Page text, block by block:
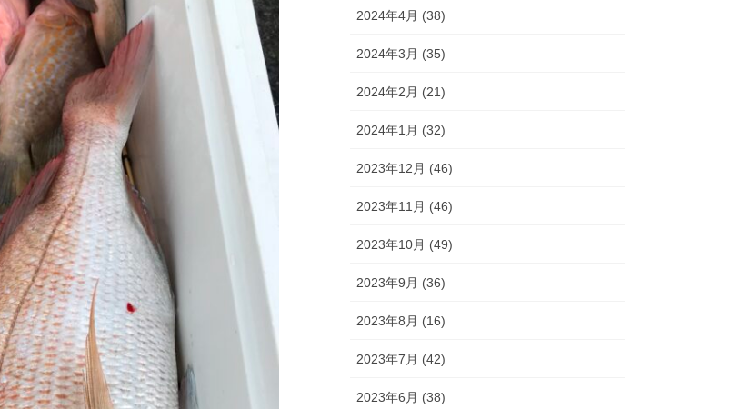
2024年4月 (38)
2024年3月 (35)
2024年2月 (21)
2024年1月 (32)
2023年12月 (46)
2023年11月 (46)
2023年10月 (49)
2023年9月 (36)
2023年8月 (16)
2023年7月 (42)
2023年6月 (38)